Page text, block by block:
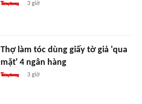
3 giờ
Thợ làm tóc dùng giấy tờ giả 'qua
mặt' 4 ngân hàng
3 giờ